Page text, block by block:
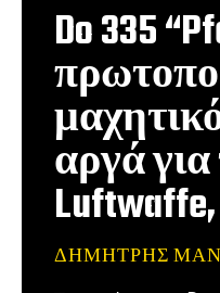
Do 335
αργά
ΔΗΜΉΤΡΗΣ